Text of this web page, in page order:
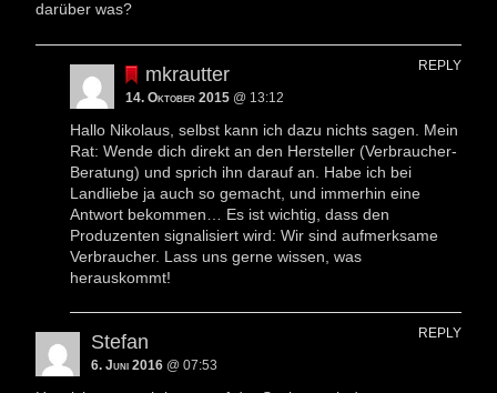
darüber was?
mkrautter
14. Oktober 2015 @ 13:12
Hallo Nikolaus, selbst kann ich dazu nichts sagen. Mein
Rat: Wende dich direkt an den Hersteller (Verbraucher-
Beratung) und sprich ihn darauf an. Habe ich bei
Landliebe ja auch so gemacht, und immerhin eine
Antwort bekommen… Es ist wichtig, dass den
Produzenten signalisiert wird: Wir sind aufmerksame
Verbraucher. Lass uns gerne wissen, was
herauskommt!
REPLY
Stefan
6. Juni 2016 @ 07:53
REPLY